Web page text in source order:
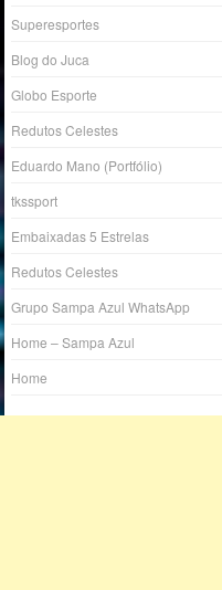
Superesportes
Blog do Juca
Globo Esporte
Redutos Celestes
Eduardo Mano (Portfólio)
tkssport
Embaixadas 5 Estrelas
Redutos Celestes
Grupo Sampa Azul WhatsApp
Home – Sampa Azul
Home